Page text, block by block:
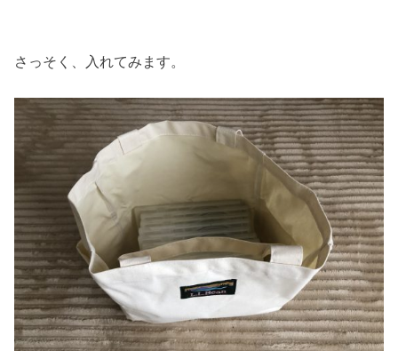
さっそく、入れてみます。